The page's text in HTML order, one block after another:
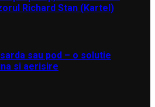
Richard Stan (Kartel)
sau pod – o solutie
si aerisire